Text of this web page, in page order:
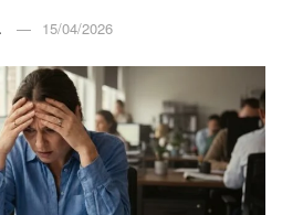
15/04/2026